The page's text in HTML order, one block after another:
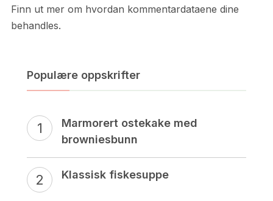
Finn ut mer om hvordan kommentardataene dine
behandles.
Populære oppskrifter
Marmorert ostekake med
browniesbunn
Klassisk fiskesuppe